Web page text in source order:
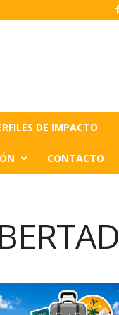
DE IMPACTO
CONTACTO